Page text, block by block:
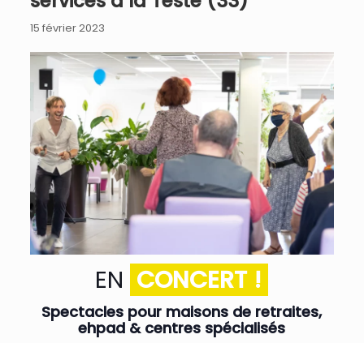
15 février 2023
EN CONCERT !
Spectacles pour maisons de retraites,
ehpad & centres spécialisés